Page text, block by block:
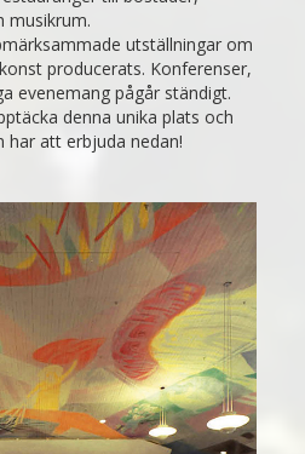
musikrum.
utställningar om
producerats. Konferenser,
evenemang pågår ständigt.
denna unika plats och
har att erbjuda nedan!